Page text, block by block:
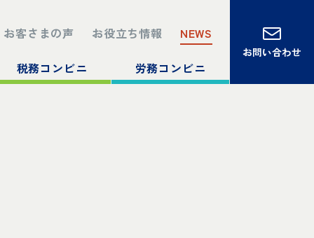
お客さまの声 お役立ち情報 NEWS
税務コンビニ 労務コンビニ
お問い合わせ